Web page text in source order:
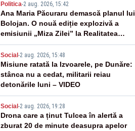
Politica-2 aug. 2026, 15:42
Ana Maria Păcuraru demască planul lui
Bolojan. O nouă ediție explozivă a
emisiunii „Miza Zilei” la Realitatea
PLUS
Social -2 aug. 2026, 15:48
Misiune ratată la Izvoarele, pe Dunăre:
stânca nu a cedat, militarii reiau
detonările luni – VIDEO
Social -2 aug. 2026, 19:28
Drona care a ținut Tulcea în alertă a
zburat 20 de minute deasupra apelor